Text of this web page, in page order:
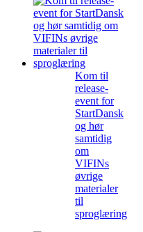
Kom til
release-
event for
StartDansk
og hør
samtidig
om
VIFINs
øvrige
materialer
til
sproglæring